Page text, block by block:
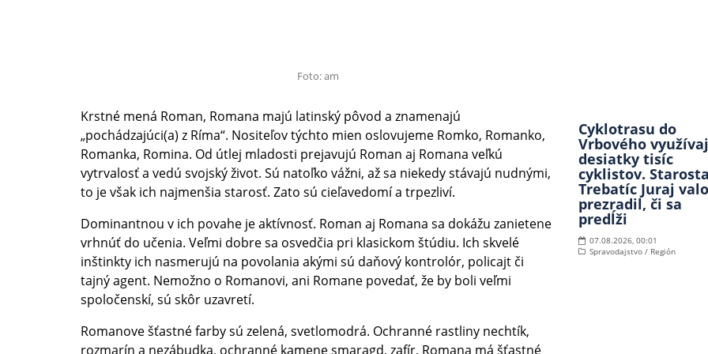
Foto: am
Krstné mená Roman, Romana majú latinský pôvod a znamenajú
„pochádzajúci(a) z Ríma“. Nositeľov týchto mien oslovujeme Romko, Romanko,
Romanka, Romina. Od útlej mladosti prejavujú Roman aj Romana veľkú
vytrvalosť a vedú svojský život. Sú natoľko vážni, až sa niekedy stávajú nudnými,
to je však ich najmenšia starosť. Zato sú cieľavedomí a trpezliví.
Dominantnou v ich povahe je aktívnosť. Roman aj Romana sa dokážu zanietene
vrhnúť do učenia. Veľmi dobre sa osvedčia pri klasickom štúdiu. Ich skvelé
inštinkty ich nasmerujú na povolania akými sú daňový kontrolór, policajt či
tajný agent. Nemožno o Romanovi, ani Romane povedať, že by boli veľmi
spoločenskí, sú skôr uzavretí.
Romanove šťastné farby sú zelená, svetlomodrá. Ochranné rastliny nechtík,
rozmarín a nezábudka, ochranné kamene smaragd, zafír. Romana má šťastné
Cyklotrasu do
Vrbového
desiatky tisíc
cyklistov. Starosta
Trebatíc Juraj valo
prezradil, či sa
predĺži
07.08.2026, 00:01
Spravodajstvo / Región